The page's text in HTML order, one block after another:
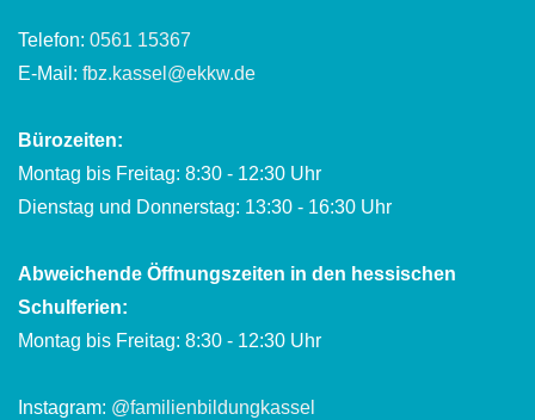
Telefon: 0561 15367
E-Mail: fbz.kassel@ekkw.de
Bürozeiten:
Montag bis Freitag: 8:30 - 12:30 Uhr
Dienstag und Donnerstag: 13:30 - 16:30 Uhr
Abweichende Öffnungszeiten in den hessischen
Schulferien:
Montag bis Freitag: 8:30 - 12:30 Uhr
Instagram: @familienbildungkassel